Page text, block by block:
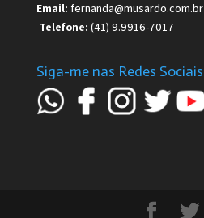
Email: fernanda@musardo.com.br
Telefone: (41) 9.9916-7017
Siga-me nas Redes Sociais